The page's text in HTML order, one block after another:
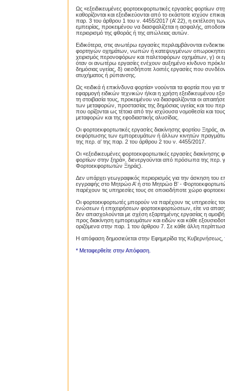
Ως «εξειδικευμένες φορτοεκφορτωτικές εργασίες φορτίων
καθορίζονται και εξειδικεύονται από το εκάστοτε ισχύον
παρ. 3 του άρθρου 1 του ν. 4455/2017 (Α’ 22), η εκτέλεση
εμπειρίας, προκειμένου να διασφαλίζεται η ασφαλής,
περιορισμό της φθοράς ή της απώλειας αυτών.
Ειδικότερα, στις ανωτέρω εργασίες περιλαμβάνονται
φορτηγών οχημάτων, νωπών ή κατεψυγμένων
χειρισμός περονοφόρων και παλετοφόρων οχημάτων, γ) οι
όταν οι ανωτέρω εργασίες ενέχουν αυξημένο κίνδυνο
δημόσιας υγείας, δ) οιεσδήποτε λοιπές εργασίες που
ατυχήματος ή ρύπανσης.
Ως «ειδικά ή επικίνδυνα φορτία» νοούνται τα φορτία που για
εφαρμογή ειδικών τεχνικών ή/και η χρήση εξειδικευμένου
τη στοιβασία τους, προκειμένου να διασφαλίζονται οι
των μεταφορών, προστασίας της δημόσιας υγείας και του
που ορίζονται ως τέτοια από την ισχύουσα νομοθεσία και
μεταφορών και της εφοδιαστικής αλυσίδας.
Oι φορτοεκφορτωτικές εργασίες διακίνησης φορτίου
εκφόρτωσης των εμπορευμάτων ή άλλων κινητών
της περ. α’ της παρ. 2 του άρθρου 2 του ν. 4455/2017.
Οι «εξειδικευμένες φορτοεκφορτωτικές εργασίες
φορτίων στην ξηρά», διενεργούνται από πρόσωπα της
Φορτοεκφορτωτών Ξηράς).
Δεν υπάρχει γεωγραφικός περιορισμός για την άσκηση του
εγγραφής στο Μητρώο Α’ ή στο Μητρώο Β’ -
παρέχουν τις υπηρεσίες τους σε οποιοδήποτε χώρο
Οι φορτοεκφορτωτές μπορούν να παρέχουν τις υπηρεσίες
ενώσεων ή επιχειρήσεων φορτοεκφορτώσεων, είτε να
δεν απασχολούνται με σχέση εξαρτημένης εργασίας η
προς διακίνηση εμπορευμάτων και ειδών και κάθε
οριζόμενα στην παρ. 1 του άρθρου 7. Σε κάθε άλλη περίπτωση
Η απόφαση δημοσιεύεται στην Εφημερίδα της Κυβερνήσεως,
* Μεταφερθείτε στην Απόφαση.